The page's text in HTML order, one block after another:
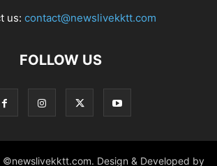
us: contact@newslivekktt.com
FOLLOW US
Design & Developed by